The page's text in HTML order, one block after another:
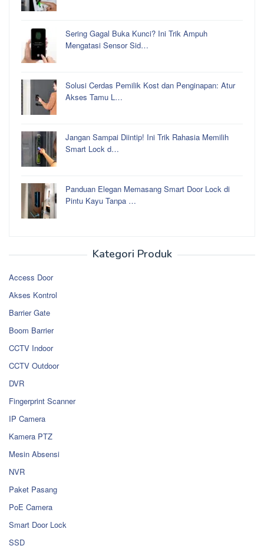
Sering Gagal Buka Kunci? Ini Trik Ampuh
Mengatasi Sensor Sid…
Solusi Cerdas Pemilik Kost dan Penginapan: Atur
Akses Tamu L…
Jangan Sampai Diintip! Ini Trik Rahasia Memilih
Smart Lock d…
Panduan Elegan Memasang Smart Door Lock di
Pintu Kayu Tanpa …
Kategori Produk
Access Door
Akses Kontrol
Barrier Gate
Boom Barrier
CCTV Indoor
CCTV Outdoor
DVR
Fingerprint Scanner
IP Camera
Kamera PTZ
Mesin Absensi
NVR
Paket Pasang
PoE Camera
Smart Door Lock
SSD